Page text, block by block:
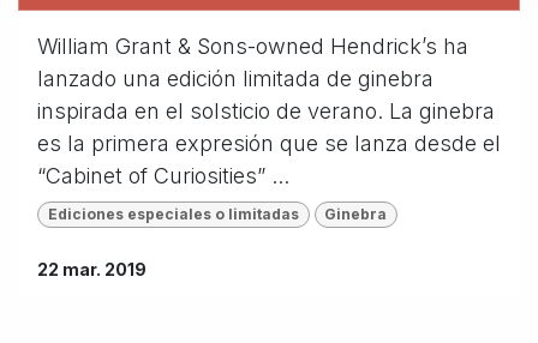
William Grant & Sons-owned Hendrick’s ha
lanzado una edición limitada de ginebra
inspirada en el solsticio de verano. La ginebra
es la primera expresión que se lanza desde el
“Cabinet of Curiosities” ...
Ediciones especiales o limitadas Ginebra
22 mar. 2019